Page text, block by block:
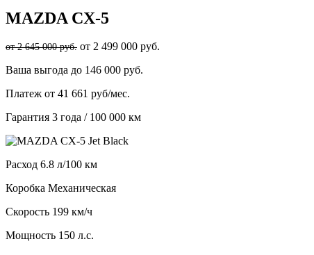
MAZDA CX-5
от 2 645 000 руб. от 2 499 000 руб.
Ваша выгода до 146 000 руб.
Платеж от 41 661 руб/мес.
Гарантия 3 года / 100 000 км
Расход 6.8 л/100 км
Коробка Механическая
Скорость 199 км/ч
Мощность 150 л.с.